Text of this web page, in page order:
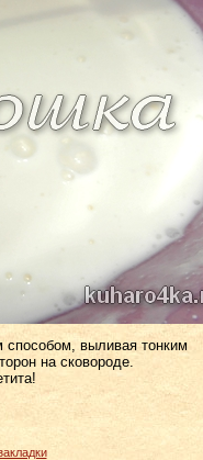
способом, выливая тонким
на сковороде.